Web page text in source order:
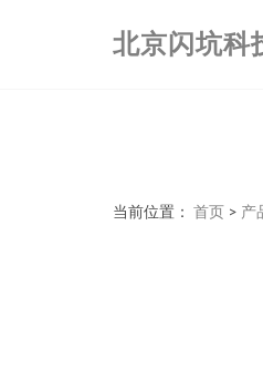
北京闪坑科
当前位置： 首页 > 产